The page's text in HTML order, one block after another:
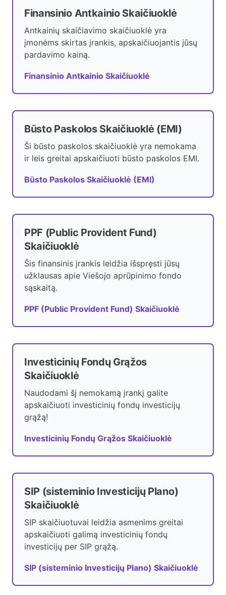
Finansinio Antkainio Skaičiuoklė
Antkainių skaičiavimo skaičiuoklė yra
įmonėms skirtas įrankis, apskaičiuojantis jūsų
pardavimo kainą.
Finansinio Antkainio Skaičiuoklė
Būsto Paskolos Skaičiuoklė (EMI)
Ši būsto paskolos skaičiuoklė yra nemokama
ir leis greitai apskaičiuoti būsto paskolos EMI.
Būsto Paskolos Skaičiuoklė (EMI)
PPF (Public Provident Fund)
Skaičiuoklė
Šis finansinis įrankis leidžia išspręsti jūsų
užklausas apie Viešojo aprūpinimo fondo
sąskaitą.
PPF (Public Provident Fund) Skaičiuoklė
Investicinių Fondų Grąžos
Skaičiuoklė
Naudodami šį nemokamą įrankį galite
apskaičiuoti investicinių fondų investicijų
grąžą!
Investicinių Fondų Grąžos Skaičiuoklė
SIP (sisteminio Investicijų Plano)
Skaičiuoklė
SIP skaičiuotuvai leidžia asmenims greitai
apskaičiuoti galimą investicinių fondų
investicijų per SIP grąžą.
SIP (sisteminio Investicijų Plano) Skaičiuoklė